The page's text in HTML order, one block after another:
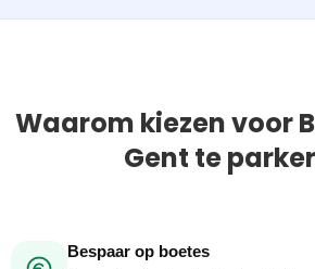
Waarom kiezen voor
Gent te
Bespaar op boetes